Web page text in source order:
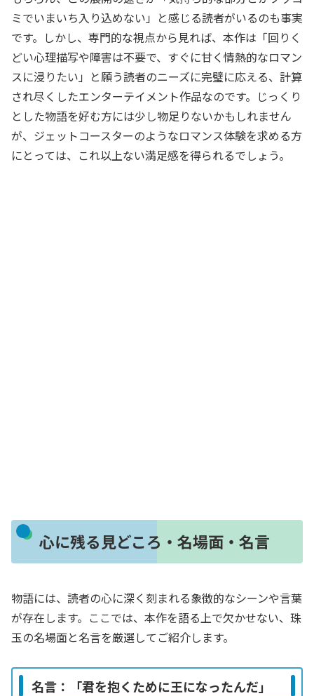
ミでいまいち入り込めない」と感じる読者がいるのも事実
です。しかし、専門的な視点から見れば、本作は「回りく
どい心理描写や障害は不要で、すぐに甘く情熱的なロマン
スに浸りたい」と願う読者のニーズに完璧に応える、計算
され尽くしたエンターテイメント作品なのです。じっくり
とした物語を好む方には少し物足りないかもしれません
が、ジェットコースターのようなロマンス体験を求める方
にとっては、これ以上ない満足感を得られるでしょう。
心に残る見どころ・名場面・名言
物語には、読者の心に深く刻まれる象徴的なシーンや言葉
が存在します。ここでは、本作を語る上で欠かせない、珠
玉の名場面と名言を厳選してご紹介します。
名言：「君を抱くために王になったんだ」